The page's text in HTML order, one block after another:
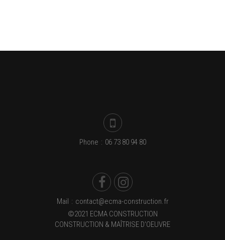
Phone : 06 73 80 94 80
Mail : contact@ecma-construction.fr
©2021 ECMA CONSTRUCTION
CONSTRUCTION & MAÎTRISE D'OEUVRE